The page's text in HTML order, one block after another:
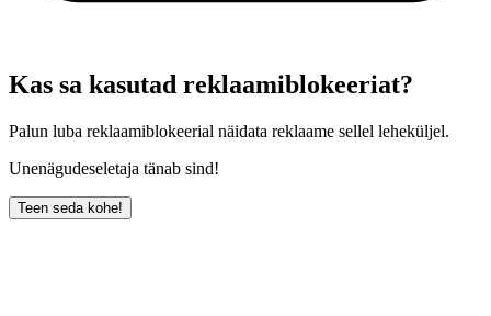
Kas sa kasutad reklaamiblokeeriat?
Palun luba reklaamiblokeerial näidata reklaame sellel leheküljel.
Unenägudeseletaja tänab sind!
Teen seda kohe!